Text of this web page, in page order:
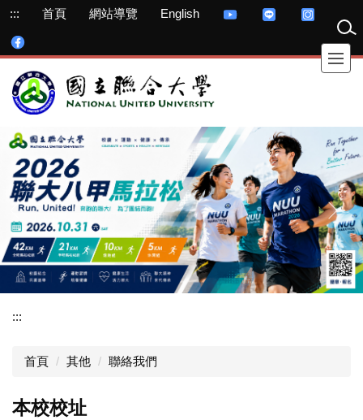
跳
主
內
容
::: 首頁 網站導覽 English
:::
首頁 其他 聯絡我們
本校校址